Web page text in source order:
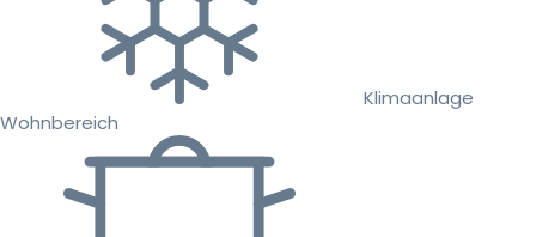
Klimaanlage
Wohnbereich